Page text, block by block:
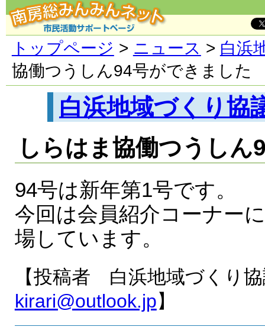
トップページ > ニュース > 白浜
協働つうしん94号ができました
白浜地域づくり協
しらはま協働つうしん
94号は新年第1号です。
今回は会員紹介コーナー
場しています。
【投稿者 白浜地域づくり
kirari@outlook.jp】